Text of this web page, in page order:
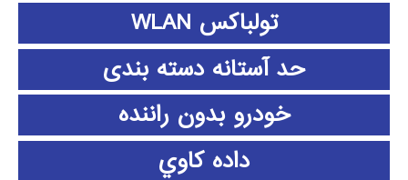
تولباکس WLAN
حد آستانه دسته بندی
خودرو بدون راننده
داده كاوي